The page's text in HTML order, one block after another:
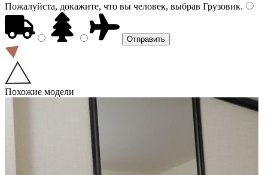
Пожалуйста, докажите, что вы человек, выбрав Грузовик.
Похожие модели